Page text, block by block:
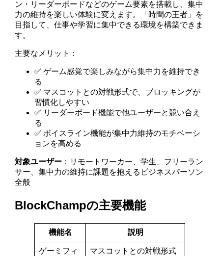
ン・リーダーボードなどのゲーム要素を搭載し、集中
力の維持を楽しい体験に変えます。「時間の王者」を
目指して、仕事や学習に集中できる環境を構築できま
す。
主要なメリット：
✅ ゲーム感覚で楽しみながら集中力を維持でき
る
✅ マスコットとの対戦形式で、ブロッキングが
習慣化しやすい
✅ リーダーボード機能で他ユーザーと競い合え
る
✅ ボイスライン機能が集中力維持のモチベーシ
ョンを高める
対象ユーザー ：リモートワーカー、学生、フリーラン
サー、集中力の維持に課題を抱えるビジネスパーソン
全般
BlockChampの主要機能
機能名 説明
ゲーミフィ
マスコットとの対戦形式